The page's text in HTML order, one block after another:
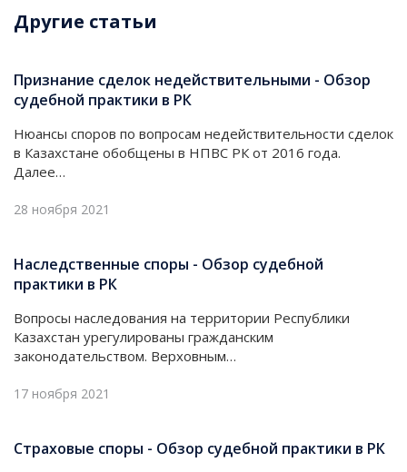
Другие статьи
Признание сделок недействительными - Обзор
судебной практики в РК
Нюансы споров по вопросам недействительности сделок
в Казахстане обобщены в НПВС РК от 2016 года.
Далее…
28 ноября 2021
Наследственные споры - Обзор судебной
практики в РК
Вопросы наследования на территории Республики
Казахстан урегулированы гражданским
законодательством. Верховным…
17 ноября 2021
Страховые споры - Обзор судебной практики в РК